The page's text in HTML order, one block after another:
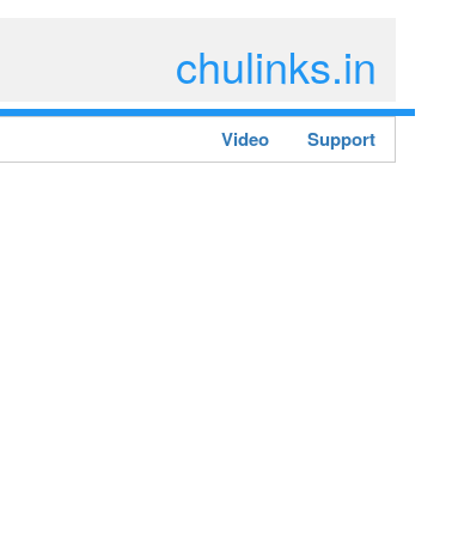
chulinks.in
Support
Video